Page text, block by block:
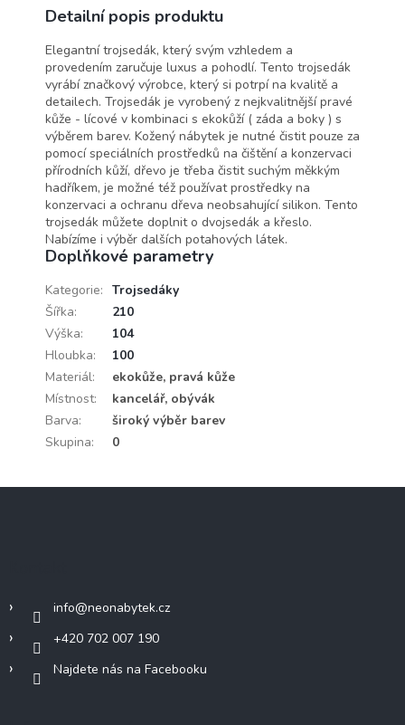
Detailní popis produktu
Elegantní trojsedák, který svým vzhledem a
provedením zaručuje luxus a pohodlí. Tento trojsedák
vyrábí značkový výrobce, který si potrpí na kvalitě a
detailech. Trojsedák je vyrobený z nejkvalitnější pravé
kůže - lícové v kombinaci s ekokůží ( záda a boky ) s
výběrem barev. Kožený nábytek je nutné čistit pouze za
pomocí speciálních prostředků na čištění a konzervaci
přírodních kůží, dřevo je třeba čistit suchým měkkým
hadříkem, je možné též používat prostředky na
konzervaci a ochranu dřeva neobsahující silikon. Tento
trojsedák můžete doplnit o dvojsedák a křeslo.
Nabízíme i výběr dalších potahových látek.
Doplňkové parametry
Kategorie: Trojsedáky
Šířka:
210
Výška:
104
Hloubka:
100
Materiál:
ekokůže, pravá kůže
Místnost:
kancelář, obývák
Barva:
široký výběr barev
Skupina: 0
info@neonabytek.cz
+420 702 007 190
Najdete nás na Facebooku